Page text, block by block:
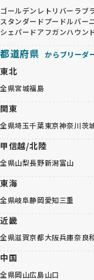
ゴールデンレトリバー ラブ
スタンダードプードルバー
シェパードアフガンハウン
都道府県 からブリーダ
東北
全県宮城福島
関東
全県埼玉千葉東京神奈川茨
甲信越/北陸
全県山梨長野新潟富山
東海
全県岐阜静岡愛知三重
近畿
全県滋賀京都大阪兵庫奈良
中国
全県岡山広島山口